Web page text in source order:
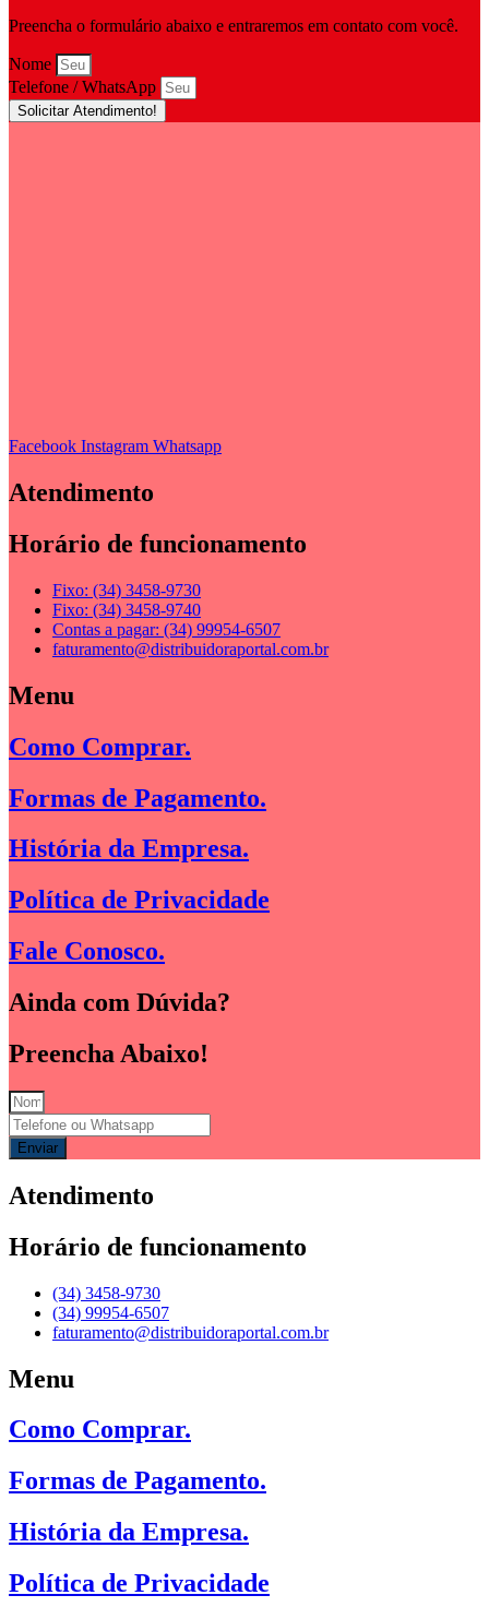
Preencha o formulário abaixo e entraremos em contato com você.
Nome
Telefone / WhatsApp
Solicitar Atendimento!
Facebook Instagram Whatsapp
Atendimento
Horário de funcionamento
Fixo: (34) 3458-9730
Fixo: (34) 3458-9740
Contas a pagar: (34) 99954-6507
faturamento@distribuidoraportal.com.br
Menu
Como Comprar.
Formas de Pagamento.
História da Empresa.
Política de Privacidade
Fale Conosco.
Ainda com Dúvida?
Preencha Abaixo!
Enviar
Atendimento
Horário de funcionamento
(34) 3458-9730
(34) 99954-6507
faturamento@distribuidoraportal.com.br
Menu
Como Comprar.
Formas de Pagamento.
História da Empresa.
Política de Privacidade